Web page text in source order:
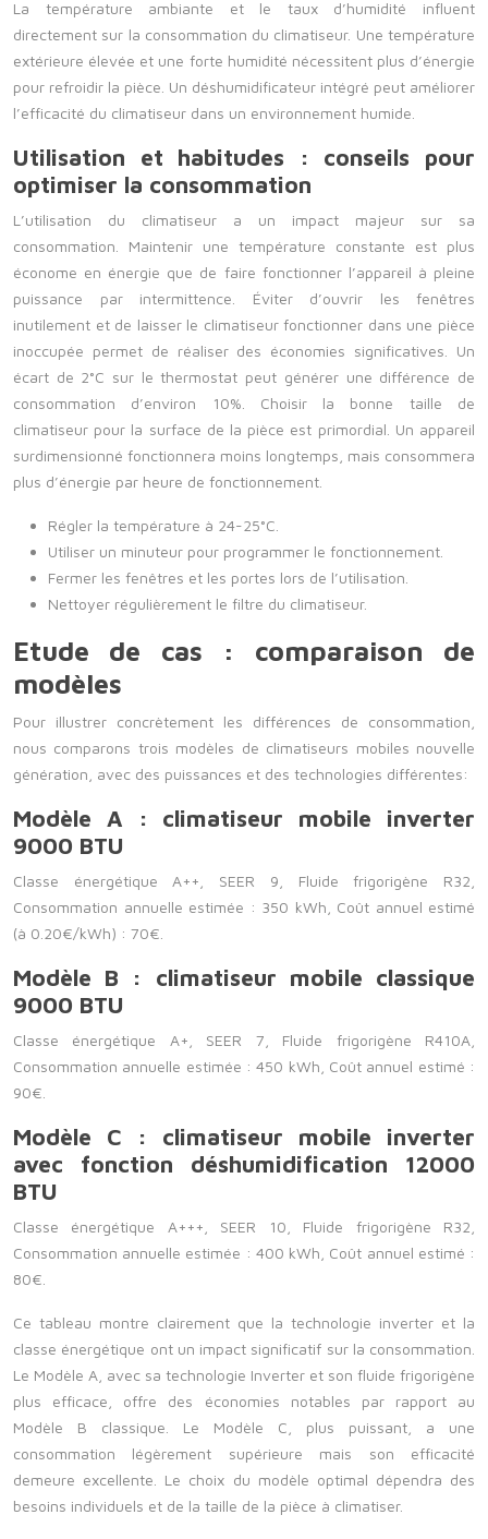
La température ambiante et le taux d’humidité influent
directement sur la consommation du climatiseur. Une température
extérieure élevée et une forte humidité nécessitent plus d’énergie
pour refroidir la pièce. Un déshumidificateur intégré peut améliorer
l’efficacité du climatiseur dans un environnement humide.
Utilisation et habitudes : conseils pour
optimiser la consommation
L’utilisation du climatiseur a un impact majeur sur sa
consommation. Maintenir une température constante est plus
économe en énergie que de faire fonctionner l’appareil à pleine
puissance par intermittence. Éviter d’ouvrir les fenêtres
inutilement et de laisser le climatiseur fonctionner dans une pièce
inoccupée permet de réaliser des économies significatives. Un
écart de 2°C sur le thermostat peut générer une différence de
consommation d’environ 10%. Choisir la bonne taille de
climatiseur pour la surface de la pièce est primordial. Un appareil
surdimensionné fonctionnera moins longtemps, mais consommera
plus d’énergie par heure de fonctionnement.
Régler la température à 24-25°C.
Utiliser un minuteur pour programmer le fonctionnement.
Fermer les fenêtres et les portes lors de l’utilisation.
Nettoyer régulièrement le filtre du climatiseur.
Etude de cas : comparaison de
modèles
Pour illustrer concrètement les différences de consommation,
nous comparons trois modèles de climatiseurs mobiles nouvelle
génération, avec des puissances et des technologies différentes:
Modèle A : climatiseur mobile inverter
9000 BTU
Classe énergétique A++, SEER 9, Fluide frigorigène R32,
Consommation annuelle estimée : 350 kWh, Coût annuel estimé
(à 0.20€/kWh) : 70€.
Modèle B : climatiseur mobile classique
9000 BTU
Classe énergétique A+, SEER 7, Fluide frigorigène R410A,
Consommation annuelle estimée : 450 kWh, Coût annuel estimé :
90€.
Modèle C : climatiseur mobile inverter
avec fonction déshumidification 12000
BTU
Classe énergétique A+++, SEER 10, Fluide frigorigène R32,
Consommation annuelle estimée : 400 kWh, Coût annuel estimé :
80€.
Ce tableau montre clairement que la technologie inverter et la
classe énergétique ont un impact significatif sur la consommation.
Le Modèle A, avec sa technologie Inverter et son fluide frigorigène
plus efficace, offre des économies notables par rapport au
Modèle B classique. Le Modèle C, plus puissant, a une
consommation légèrement supérieure mais son efficacité
demeure excellente. Le choix du modèle optimal dépendra des
besoins individuels et de la taille de la pièce à climatiser.